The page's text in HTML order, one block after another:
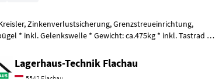
Zinkenverlustsicherung, Grenzstreueinrichtung,
* inkl. Gelenkswelle * Gewicht: ca.475kg * inkl. Tastrad *
Lagerhaus-Technik Flachau